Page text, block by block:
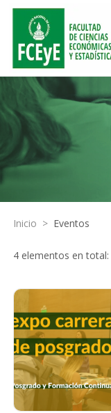
Inicio > Eventos
4 elementos en total: